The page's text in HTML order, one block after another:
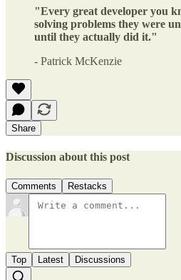
"Every great developer you
solving problems they were
until they actually did it."
- Patrick McKenzie
Share
Discussion about this post
Comments Restacks
Top Latest Discussions